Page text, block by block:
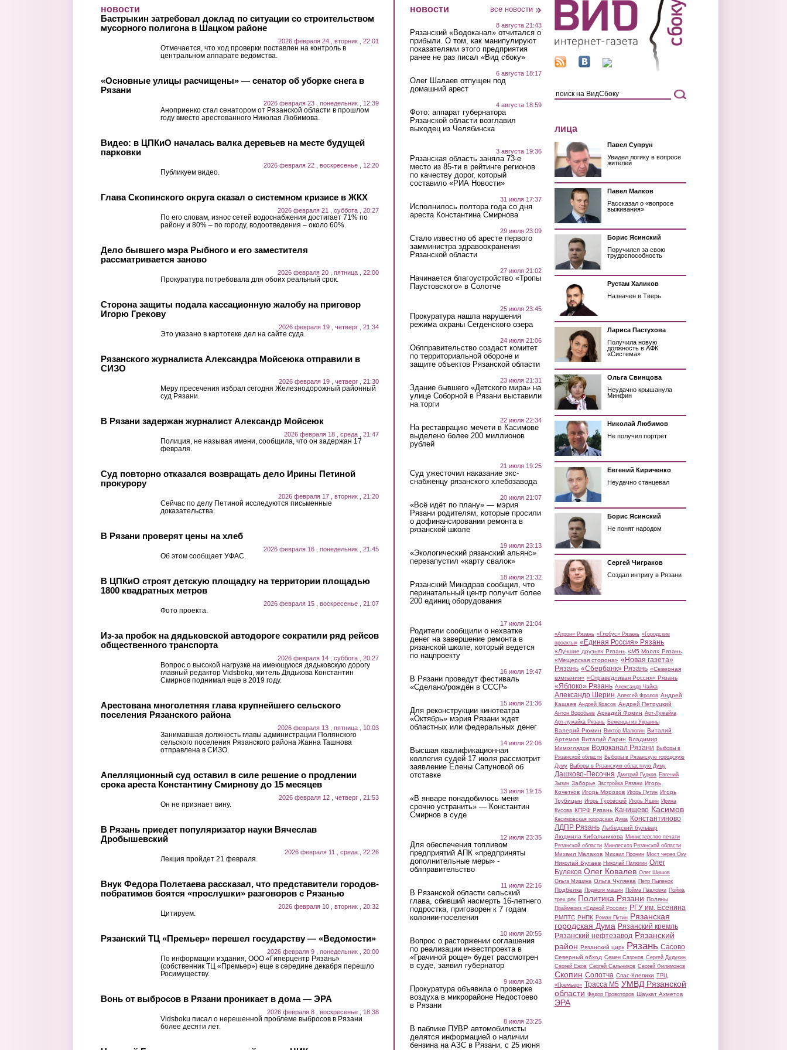
новости
Бастрыкин затребовал доклад по ситуации со строительством
мусорного полигона в Шацком районе
2026 февраля 24 , вторник , 22:01
Отмечается, что ход проверки поставлен на контроль в
центральном аппарате ведомства.
«Основные улицы расчищены» — сенатор об уборке снега в
Рязани
2026 февраля 23 , понедельник , 12:39
Аноприенко стал сенатором от Рязанской области в прошлом
году вместо арестованного Николая Любимова.
Видео: в ЦПКиО началась валка деревьев на месте будущей
парковки
2026 февраля 22 , воскресенье , 12:20
Публикуем видео.
Глава Скопинского округа сказал о системном кризисе в ЖКХ
2026 февраля 21 , суббота , 20:27
По его словам, износ сетей водоснабжения достигает 71% по
району и 80% – по городу, водоотведения – около 60%.
Дело бывшего мэра Рыбного и его заместителя
рассматривается заново
2026 февраля 20 , пятница , 22:00
Прокуратура потребовала для обоих реальный срок.
Сторона защиты подала кассационную жалобу на приговор
Игорю Грекову
2026 февраля 19 , четверг , 21:34
Это указано в картотеке дел на сайте суда.
Рязанского журналиста Александра Мойсеюка отправили в
СИЗО
2026 февраля 19 , четверг , 21:30
Меру пресечения избрал сегодня Железнодорожный районный
суд Рязани.
В Рязани задержан журналист Александр Мойсеюк
2026 февраля 18 , среда , 21:47
Полиция, не называя имени, сообщила, что он задержан 17
февраля.
Суд повторно отказался возвращать дело Ирины Петиной
прокурору
2026 февраля 17 , вторник , 21:20
Сейчас по делу Петиной исследуются письменные
доказательства.
В Рязани проверят цены на хлеб
2026 февраля 16 , понедельник , 21:45
Об этом сообщает УФАС.
В ЦПКиО строят детскую площадку на территории площадью
1800 квадратных метров
2026 февраля 15 , воскресенье , 21:07
Фото проекта.
Из-за пробок на дядьковской автодороге сократили ряд рейсов
общественного транспорта
2026 февраля 14 , суббота , 20:27
Вопрос о высокой нагрузке на имеющуюся дядьковскую дорогу
главный редактор Vidsboku, житель Дядькова Константин
Смирнов поднимал еще в 2019 году.
Арестована многолетняя глава крупнейшего сельского
поселения Рязанского района
2026 февраля 13 , пятница , 10:03
Занимавшая должность главы администрации Полянского
сельского поселения Рязанского района Жанна Ташнова
отправлена в СИЗО.
Апелляционный суд оставил в силе решение о продлении
срока ареста Константину Смирнову до 15 месяцев
2026 февраля 12 , четверг , 21:53
Он не признает вину.
В Рязань приедет популяризатор науки Вячеслав
Дробышевский
2026 февраля 11 , среда , 22:26
Лекция пройдет 21 февраля.
Внук Федора Полетаева рассказал, что представители городов-
побратимов боятся «прослушки» разговоров с Рязанью
2026 февраля 10 , вторник , 20:32
Цитируем.
Рязанский ТЦ «Премьер» перешел государству — «Ведомости»
2026 февраля 9 , понедельник , 20:00
По информации издания, ООО «Гиперцентр Рязань»
(собственник ТЦ «Премьер») еще в середине декабря перешло
Росимуществу.
Вонь от выбросов в Рязани проникает в дома — ЭРА
2026 февраля 8 , воскресенье , 18:38
Vidsboku писал о нерешенной проблеме выбросов в Рязани
более десяти лет.
новости все новости
8 августа 21:43
Рязанский «Водоканал» отчитался о
прибыли. О том, как манипулируют
показателями этого предприятия
ранее не раз писал «Вид сбоку»
6 августа 18:17
Олег Шалаев отпущен под
домашний арест
4 августа 18:59
Фото: аппарат губернатора
Рязанской области возглавил
выходец из Челябинска
3 августа 19:36
Рязанская область заняла 73-е
место из 85-ти в рейтинге регионов
по качеству дорог, который
составило «РИА Новости»
31 июля 17:37
Исполнилось полтора года со дня
ареста Константина Смирнова
29 июля 23:09
Стало известно об аресте первого
замминистра здравоохранения
Рязанской области
27 июля 21:02
Начинается благоустройство «Тропы
Паустовского» в Солотче
25 июля 23:45
Прокуратура нашла нарушения
режима охраны Сегденского озера
24 июля 21:06
Облправительство создаст комитет
по территориальной обороне и
защите объектов Рязанской области
23 июля 21:31
Здание бывшего «Детского мира» на
улице Соборной в Рязани выставили
на торги
22 июля 22:34
На реставрацию мечети в Касимове
выделено более 200 миллионов
рублей
21 июля 19:25
Суд ужесточил наказание экс-
снабженцу рязанского хлебозавода
20 июля 21:07
«Всё идёт по плану» — мэрия
Рязани родителям, которые просили
о дофинансировании ремонта в
рязанской школе
19 июля 23:13
«Экологический рязанский альянс»
перезапустил «карту свалок»
18 июля 21:32
Рязанский Минздрав сообщил, что
перинатальный центр получит более
200 единиц оборудования
17 июля 21:04
Родители сообщили о нехватке
денег на завершение ремонта в
рязанской школе, который ведется
по нацпроекту
16 июля 19:47
В Рязани проведут фестиваль
«Сделано/рождён в СССР»
15 июля 21:36
Для реконструкции кинотеатра
«Октябрь» мэрия Рязани ждет
областных или федеральных денег
14 июля 22:06
Высшая квалификационная
коллегия судей 17 июля рассмотрит
заявление Елены Сапуновой об
отставке
13 июля 19:15
«В январе понадобилось меня
срочно устранить» — Константин
Смирнов в суде
12 июля 23:35
Для обеспечения топливом
предприятий АПК «предприняты
дополнительные меры» -
облправительство
11 июля 22:16
В Рязанской области сельский
глава, сбивший насмерть 16-летнего
подростка, приговорен к 7 годам
колонии-поселения
10 июля 20:55
Вопрос о расторжении соглашения
по реализации инвестпроекта в
«Грачиной роще» будет рассмотрен
в суде, заявил губернатор
9 июля 20:43
Прокуратура объявила о проверке
воздуха в микрорайоне Недостоево
в Рязани
8 июля 23:25
В паблике ПУВР автомобилисты
делятся информацией о наличии
бензина на АЗС в Рязани, с 25 июня
лица
Павел Супрун
Увидел логику в вопросе
жителей
Павел Малков
Рассказал о «вопросе
выживания»
Борис Ясинский
Поручился за свою
трудоспособность
Рустам Халиков
Назначен в Тверь
Лариса Пастухова
Получила новую
должность в АФК
«Система»
Ольга Свинцова
Неудачно крышанула
Минфин
Николай Любимов
Не получил портрет
Евгений Кириченко
Неудачно станцевал
Борис Ясинский
Не понят народом
Сергей Чиграков
Создал интригу в Рязани
«Атрон» Рязань «Глобус» Рязань «Городские
проекты» «Единая Россия» Рязань
«Лучшие друзья» Рязань «М5 Молл» Рязань
«Мещерская сторона» «Новая газета»
Рязань «Сбербанк» Рязань «Северная
компания» «Справедливая Россия» Рязань
«Яблоко» Рязань Александр Чайка
Александр Шерин Алексей Фролов Андрей
Кашаев Андрей Красов Андрей Петруцкий
Антон Воробьев Аркадий Фомин Арт-Лужайка
Арт-лужайка Рязань Беженцы из Украины
Валерий Рюмин Виктор Малюгин Виталий
Артемов Виталий Ларин Владимир
Мимоглядов Водоканал Рязани Выборы в
Рязанской области Выборы в Рязанскую городскую
Думу Выборы в Рязанскую областную Думу
Дашково-Песочня Дмитрий Гудков Евгений
Зызин Заборье Застройка Рязани Игорь
Кочетков Игорь Морозов Игорь Путин Игорь
Трубицын Игорь Туровский Игорь Яшин Ирина
Кусова КПРФ Рязань Канищево Касимов
Касимовская городская Дума Константиново
ЛДПР Рязань Лыбедский бульвар
Людмила Кибальникова Министерство печати
Рязанской области Минлесхоз Рязанской области
Михаил Малахов Михаил Пронин Мост через Оку
Николай Булаев Николай Пилюгин Олег
Булеков Олег Ковалев Олег Шишов
Ольга Мишина Ольга Чуляева Петр Пыленок
Подбелка Поджоги машин Пойма Павловки Пойма
трех рек Политика Рязани Поляны
Праймериз «Единой России» РГУ им. Есенина
РМПТС РНПК Роман Путин Рязанская
городская Дума Рязанский кремль
Рязанский нефтезавод Рязанский
район Рязанский цирк Рязань Сасово
Северный обход Семен Сазонов Сергей Дудукин
Сергей Ежов Сергей Сальников Сергей Филимонов
Скопин Солотча Спас-Клепики ТРЦ
«Премьер» Трасса М5 УМВД Рязанской
области Федор Провоторов Шаукат Ахметов
ЭРА